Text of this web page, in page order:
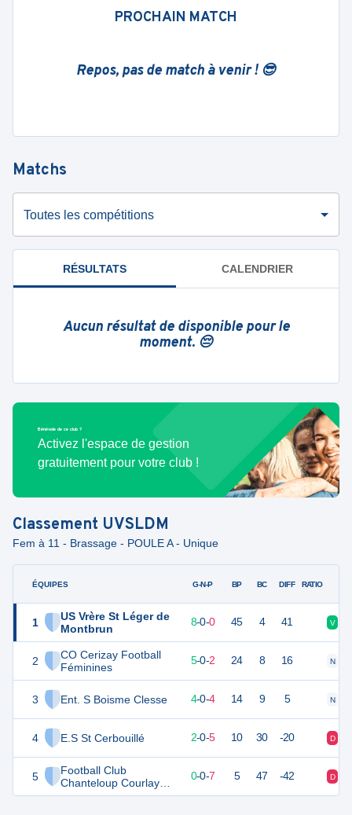
PROCHAIN MATCH
Repos, pas de match à venir ! 😎
Matchs
Toutes les compétitions
RÉSULTATS CALENDRIER
Aucun résultat de disponible pour le
moment. 😔
Bénévole de ce club ?
Activez l'espace de gestion
gratuitement pour votre club !
Classement UVSLDM
Fem à 11 - Brassage - POULE A - Unique
ÉQUIPES
1
US Vrère St Léger de
Montbrun
2
CO Cerizay Football
Féminines
3 Ent. S Boisme Clesse
4 E.S St Cerbouillé
5
Football Club
Chanteloup Courlay
Chapelle Féminines
G-N-P BP BC DIFF RATIO
24 8 8-0-0 45 4 41 V
14 5-0-2 24 8 16 N
12 8 4-0-4 14 9 5 N
5 2-0-5 10 30 -20 D
-1 0-0-7 5 47 -42 D